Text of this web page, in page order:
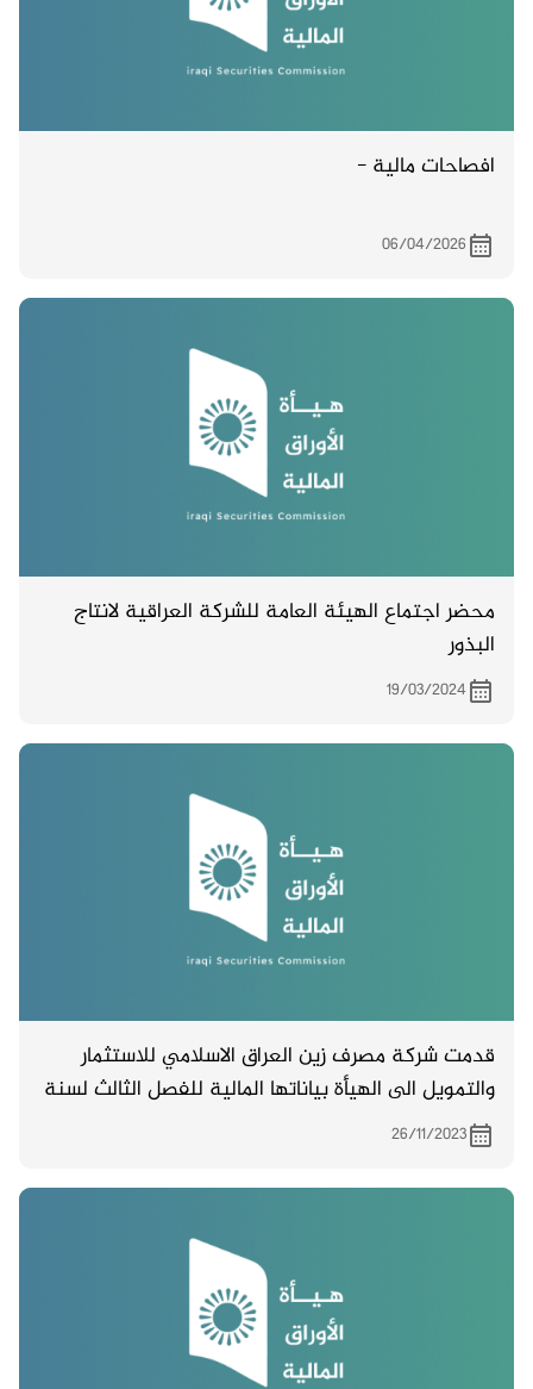
افصاحات مالية -
06/04/2026
محضر اجتماع الهيئة العامة للشركة العراقية لانتاج
البذور
19/03/2024
قدمت شركة مصرف زين العراق الاسلامي للاستثمار
والتمويل الى الهيأة بياناتها المالية للفصل الثالث لسنة
2023
26/11/2023